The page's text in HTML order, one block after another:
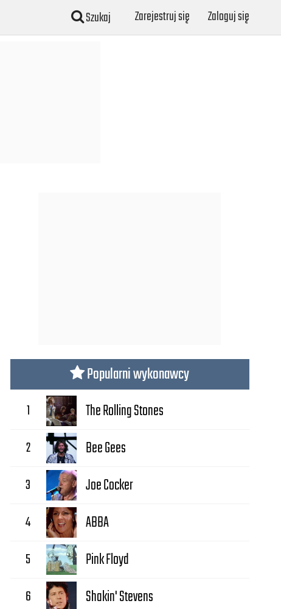
Szukaj Zarejestruj się Zaloguj się
Popularni wykonawcy
1 The Rolling Stones
2 Bee Gees
3 Joe Cocker
4 ABBA
5 Pink Floyd
6 Shakin' Stevens